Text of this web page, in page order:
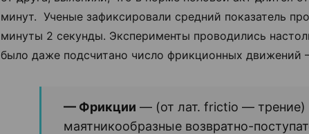
минут. Ученые зафиксировали средний показатель
минуты 2 секунды. Эксперименты проводились
было даже подсчитано число фрикционных движений
— Фрикции — (от лат. frictio — трение)
маятникообразные возвратно-